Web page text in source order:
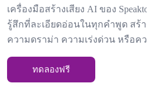
เครื่องมือสร้างเสียง AI ของ
รู้สึกที่ละเอียดอ่อนในทุกคำพูด สร้
ความดราม่า ความเร่งด่วน หรือค
ทดลองฟรี